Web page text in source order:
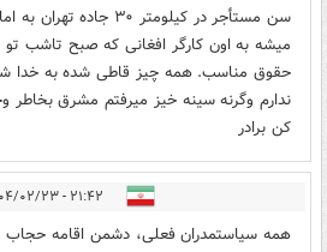
سن مستأجر در کیلومتر ۳٠
میشه به اون کارگر افغانی که صبح تاشب تو
حقوق مناسب. همه چیز قاطی شده به خدا
ندارم وگرنه سینه خیز میرفتم مشرق
کن برادر
۲۱:۴۲ - ۱۴۰۴/۰۲/۲۳
همه سیاستمدران فعلی، دشمن اقامه حجاب